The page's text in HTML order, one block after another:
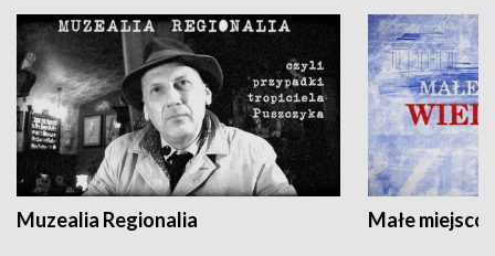
Muzealia Regionalia Małe